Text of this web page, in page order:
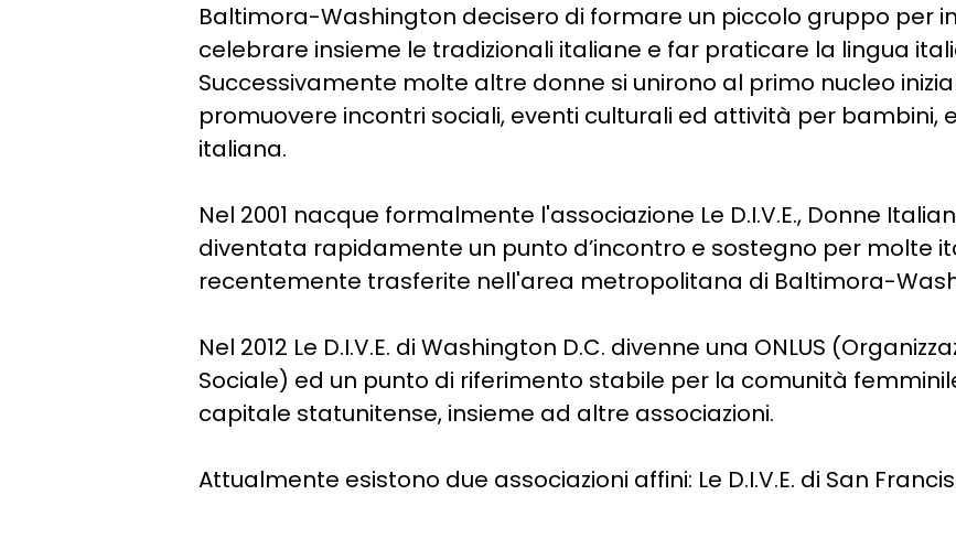
Baltimora-Washington decisero di formare un piccolo gruppo per
celebrare insieme le tradizionali italiane e far praticare la lingua
Successivamente molte altre donne si unirono al primo nucleo
promuovere incontri sociali, eventi culturali ed attività per bambini,
italiana.
Nel 2001 nacque formalmente l'associazione Le D.I.V.E., Donne
diventata rapidamente un punto d’incontro e sostegno per molte
recentemente trasferite nell'area metropolitana di Baltimora-
Nel 2012 Le D.I.V.E. di Washington D.C. divenne una ONLUS
Sociale) ed un punto di riferimento stabile per la comunità
capitale statunitense, insieme ad altre associazioni.
Attualmente esistono due associazioni affini: Le D.I.V.E. di San